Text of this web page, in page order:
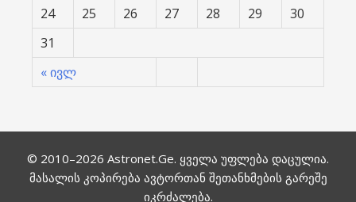
« ივლ
24
25 26 27 28 29
30
31
© 2010–2026 Astronet.Ge. ყველა უფლება დაცულია.
მასალის კოპირება ავტორთან შეთანხმების გარეშე
იკრძალება.